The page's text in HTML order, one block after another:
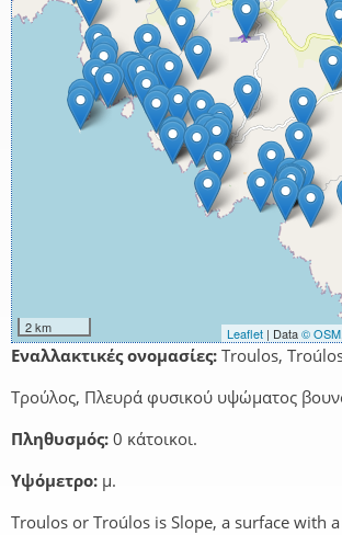
2 km Leaflet | Data© OSM
Εναλλακτικές ονομασίες: Troulos,
Τρούλος, Πλευρά φυσικού υψώματος
Πληθυσμός: 0 κάτοικοι.
Υψόμετρο: μ.
Troulos or Troúlos is Slope, a surface with